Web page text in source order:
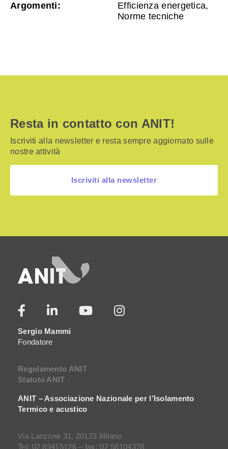
Argomenti:
Efficienza energetica,
Norme tecniche
Resta in contatto con ANIT!
Iscriviti alla newsletter e resta sempre aggiornato sulle
nostre attività
Iscriviti alla newsletter
Sergio Mammi
Fondatore
Regolamento ANIT
Statuto ANIT
ANIT – Associazione Nazionale per l’Isolamento
Termico e acustico
Via Lanzone 31, 20123 Milano
Tel: 02 89415126 – fax: 02 58104378